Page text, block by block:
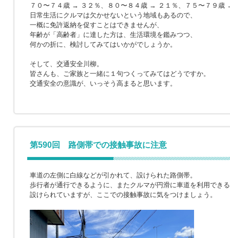
７０〜７４歳 → ３２％、８０〜８４歳 → ２１％、７５〜７９歳
日常生活にクルマは欠かせないという地域もあるので、
一概に免許返納を促すことはできませんが、
年齢が「高齢者」に達した方は、生活環境を鑑みつつ、
何かの折に、検討してみてはいかがでしょうか。
そして、交通安全川柳。
皆さんも、ご家族と一緒に１句つくってみてはどうですか。
交通安全の意識が、いっそう高まると思います。
第590回 路側帯での接触事故に注意
車道の左側に白線などが引かれて、設けられた路側帯。
歩行者が通行できるように、またクルマが円滑に車道を利用でき
設けられていますが、ここでの接触事故に気をつけましょう。